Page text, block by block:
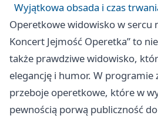
Wyjątkowa obsada i czas
Operetkowe widowisko w sercu
Koncert Jejmość Operetka” to
także prawdziwe widowisko,
elegancję i humor. W programie
przeboje operetkowe, które w
pewnością porwą publiczność